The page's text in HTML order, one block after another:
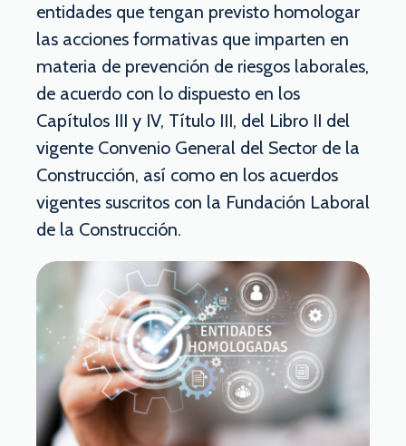
entidades que tengan previsto homologar
las acciones formativas que imparten en
materia de prevención de riesgos laborales,
de acuerdo con lo dispuesto en los
Capítulos III y IV, Título III, del Libro II del
vigente Convenio General del Sector de la
Construcción, así como en los acuerdos
vigentes suscritos con la Fundación Laboral
de la Construcción.